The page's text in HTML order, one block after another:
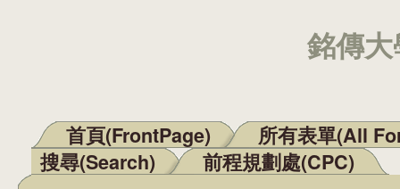
銘傳
Main menu
首頁(FrontPage)
所有表單(All
搜尋(Search)
前程規劃處(CPC)